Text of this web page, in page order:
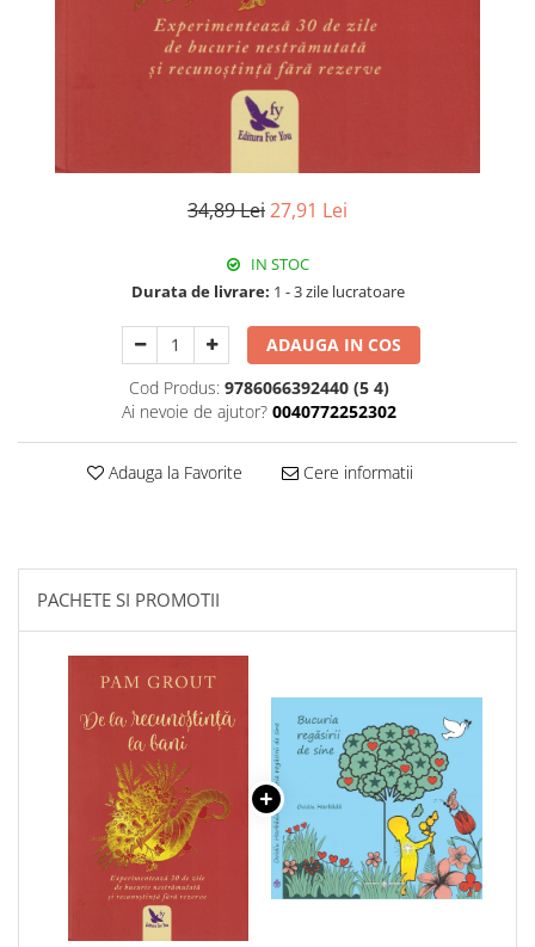
34,89 Lei27,91 Lei
IN STOC
Durata de livrare: 1 - 3 zile lucratoare
ADAUGA IN COS
Cod Produs: 9786066392440 (5 4)
Ai nevoie de ajutor? 0040772252302
Adauga la Favorite Cere informatii
PACHETE SI PROMOTII